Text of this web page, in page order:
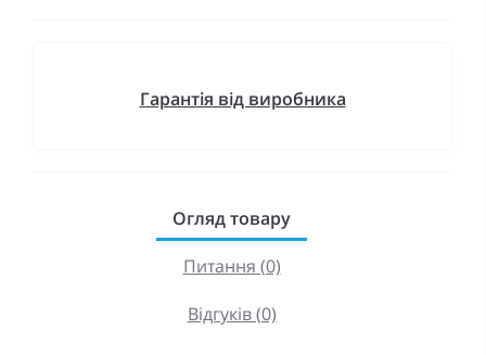
Гарантія від виробника
Огляд товару
Питання (0)
Відгуків (0)